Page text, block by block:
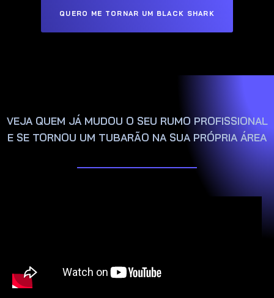
QUERO ME TORNAR UM BLACK SHARK
VEJA QUEM JÁ MUDOU O SEU RUMO PROFISSIONAL
E SE TORNOU UM TUBARÃO NA SUA PRÓPRIA ÁREA